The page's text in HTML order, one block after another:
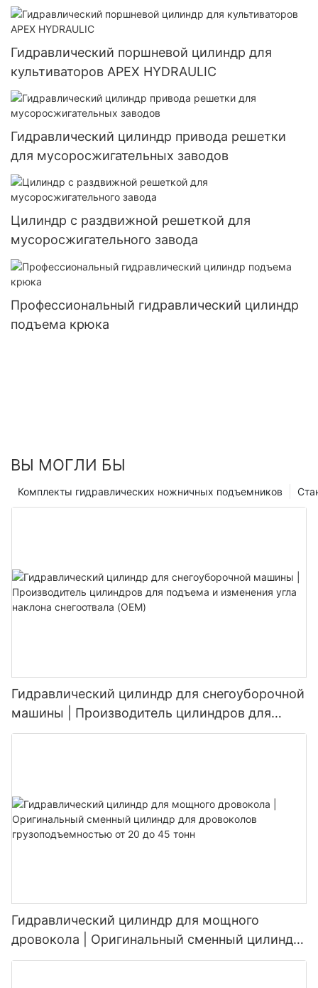
сельскохозяйственных орудий
Гидравлический поршневой цилиндр для
культиваторов APEX HYDRAULIC
Гидравлический цилиндр привода решетки
для мусоросжигательных заводов
Цилиндр с раздвижной решеткой для
мусоросжигательного завода
Профессиональный гидравлический цилиндр
подъема крюка
ВЫ МОГЛИ БЫ
Комплекты гидравлических ножничных подъемников
Гидравлический цилиндр для снегоуборочной
машины | Производитель цилиндров для
подъема и изменения угла наклона
Гидравлический цилиндр для мощного
дровокола | Оригинальный сменный цилиндр
для дровоколов грузоподъемностью от 20 до